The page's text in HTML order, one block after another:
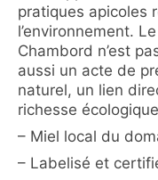
pratiques apicoles
l’environnement.
Chambord n’est
aussi un acte de
naturel, un lien
richesse
– Miel local du
– Labelisé et